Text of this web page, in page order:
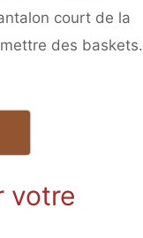
court de la
des baskets.
votre